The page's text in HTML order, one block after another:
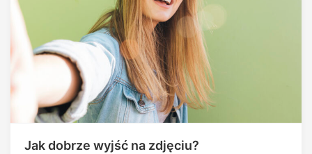
Jak dobrze wyjść na zdjęciu?